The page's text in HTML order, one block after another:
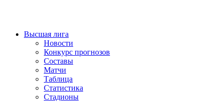
Высшая лига
Новости
Конкурс прогнозов
Составы
Матчи
Таблица
Статистика
Стадионы